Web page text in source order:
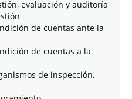
evaluación y auditoría
de cuentas ante la
de cuentas a la
de inspección,